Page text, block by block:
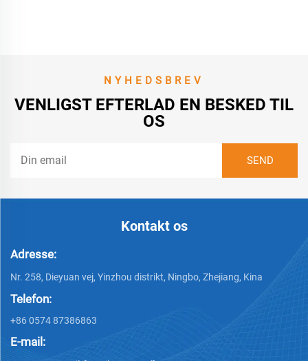
NYHEDSBREV
VENLIGST EFTERLAD EN BESKED TIL
OS
Kontakt os
Adresse:
Nr. 258, Dieyuan vej, Yinzhou distrikt, Ningbo, Zhejiang, Kina
Telefon:
+86 0574 87386863
E-mail: